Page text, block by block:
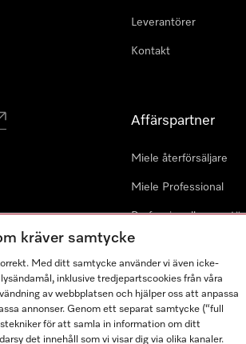
Leverantörer
Kontakt
Affärspartner
Miele återförsäljare
Miele Professional
Professionell reparatör
Miele Marine
Arkitekter & Planerare
kräver samtycke
Med ditt samtycke använder vi även icke-
inklusive tredjepartscookies från våra
av webbplatsen och hjälper oss att anpassa
annonser. Genom ett separat samtycke (“full
för att samla in information om ditt
det innehåll som vi visar dig via olika kanaler.